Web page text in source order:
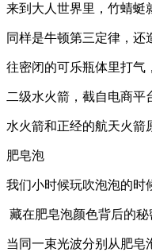
来到大人世界里，竹蜻蜓
同样是牛顿第三定律，还
往密闭的可乐瓶体里打气
二级水火箭，截自电商平
水火箭和正经的航天火箭
肥皂泡
我们小时候玩吹泡泡的时
藏在肥皂泡颜色背后的
当同一束光波分别从肥皂